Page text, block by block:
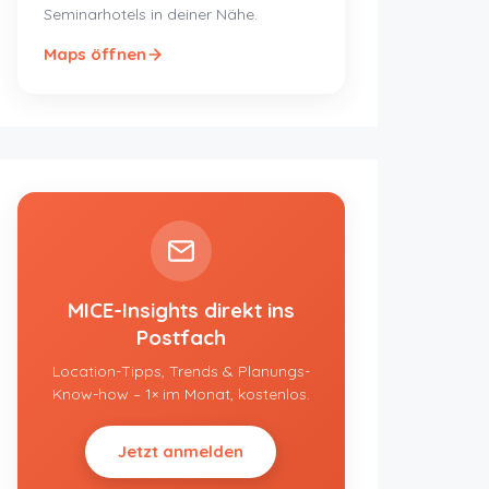
Seminarhotels in deiner Nähe.
Maps öffnen
MICE-Insights direkt ins
Postfach
Location-Tipps, Trends & Planungs-
Know-how – 1× im Monat, kostenlos.
Jetzt anmelden